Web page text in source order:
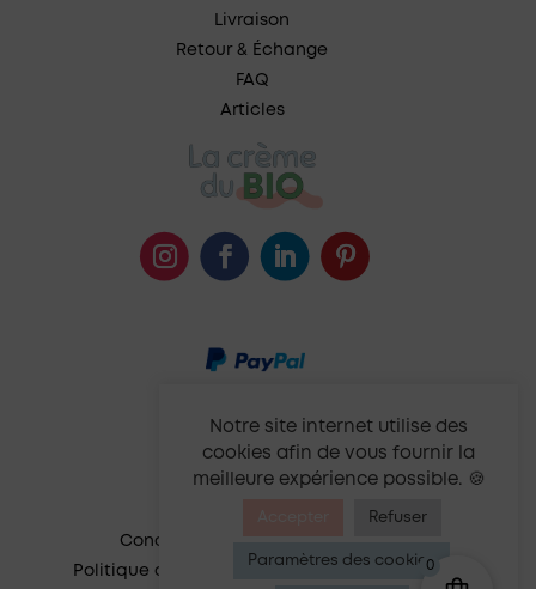
Livraison
Retour & Échange
FAQ
Articles
Conditions générales de vente
Politique de confidentialité et de cookies
Notre site internet utilise des
cookies afin de vous fournir la
meilleure expérience possible. 🍪
Refuser
Paramètres des cookies
0